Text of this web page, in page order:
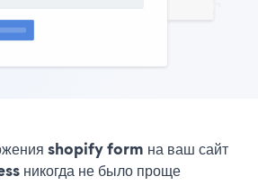
shopify form на ваш сайт
никогда не было проще